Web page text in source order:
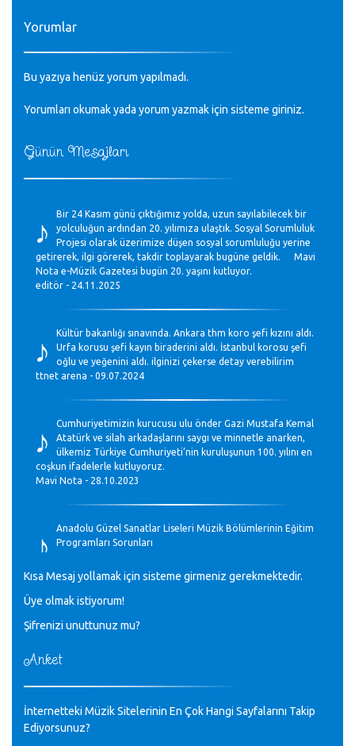
Günün Mesajları
♪
Bir 24 Kasım günü çıktığımız yolda, uzun sayılabilecek bir
yolculuğun ardından 20. yılımıza ulaştık. Sosyal Sorumluluk
Projesi olarak üzerimize düşen sosyal sorumluluğu yerine
getirerek, ilgi görerek, takdir toplayarak bugüne geldik. Mavi
Nota e-Müzik Gazetesi bugün 20. yaşını kutluyor.
editör - 24.11.2025
♪
Kültür bakanlığı sınavında. Ankara thm koro şefi kızını aldı.
Urfa korusu şefi kayın biraderini aldı. İstanbul korosu şefi
oğlu ve yeğenini aldı. ilginizi çekerse detay verebilirim
ttnet arena - 09.07.2024
♪
Cumhuriyetimizin kurucusu ulu önder Gazi Mustafa Kemal
Atatürk ve silah arkadaşlarını saygı ve minnetle anarken,
ülkemiz Türkiye Cumhuriyeti’nin kuruluşunun 100. yılını en
coşkun ifadelerle kutluyoruz.
Mavi Nota - 28.10.2023
♪
Anadolu Güzel Sanatlar Liseleri Müzik Bölümlerinin Eğitim
Programları Sorunları
♪
GEÇMİŞ OLSUN TÜRKİYE!
Mavi Nota - 07.02.2023
♪
30 yıl sonra karşılaşmak çok güzel Kurtuluş, teveccüh
M.Semih Baylan - 08.01.2023
Kısa Mesaj yollamak için sisteme girmeniz gerekmektedir.
Üye olmak istiyorum!
Şifrenizi unuttunuz mu?
Anket
İnternetteki Müzik Sitelerinin En Çok Hangi Sayfalarını Takip
Ediyorsunuz?
Yorumlar
Bu yazıya henüz yorum yapılmadı.
Yorumları okumak yada yorum yazmak için sisteme giriniz.